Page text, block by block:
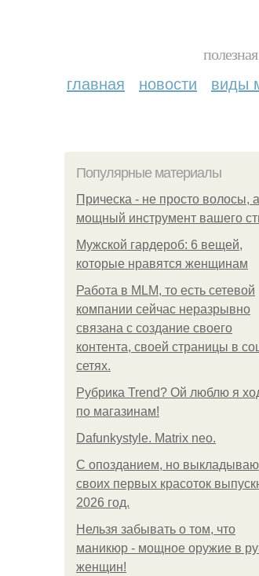
главная новости виды
Популярные материалы
Прическа - не просто волосы, а
мощный инструмент вашего
Мужской гардероб: 6 вещей,
которые нравятся женщинам
Работа в MLM, то есть сетевой
компании сейчас неразрывно
связана с создание своего
контента, своей страницы в
сетях.
Рубрика Trend? Ой люблю я
по магазинам!
Dafunkystyle. Matrix neo.
С опозданием, но выкладываю
своих первых красоток
2026 год.
Нельзя забывать о том, что
маникюр - мощное оружие в
женщин!